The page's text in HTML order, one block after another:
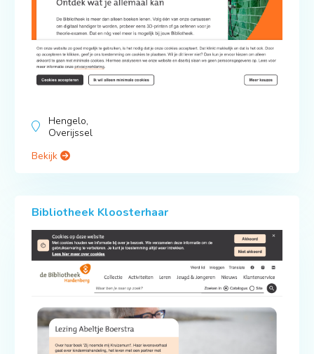
Hengelo,
Overijssel
Bekijk
Bibliotheek Kloosterhaar